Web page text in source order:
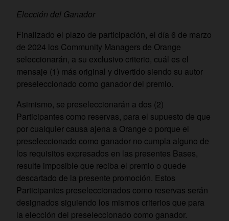
Elección del Ganador
Finalizado el plazo de participación, el día 6 de marzo
de 2024 los Community Managers de Orange
seleccionarán, a su exclusivo criterio, cuál es el
mensaje (1) más original y divertido siendo su autor
preseleccionado como ganador del premio.
Asimismo, se preseleccionarán a dos (2)
Participantes como reservas, para el supuesto de que
por cualquier causa ajena a Orange o porque el
preseleccionado como ganador no cumpla alguno de
los requisitos expresados en las presentes Bases,
resulte imposible que reciba el premio o quede
descartado de la presente promoción. Estos
Participantes preseleccionados como reservas serán
designados siguiendo los mismos criterios que para
la elección del preseleccionado como ganador.